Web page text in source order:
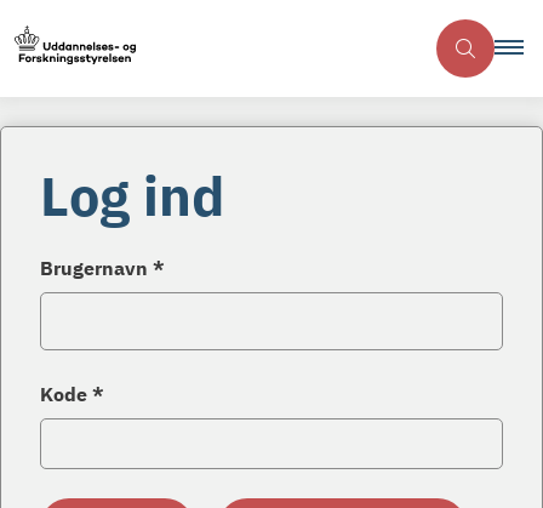
Log ind
Brugernavn *
Kode *